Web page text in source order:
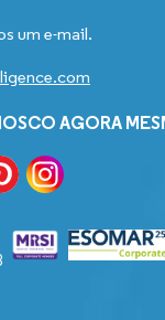
um e-mail.
AGORA